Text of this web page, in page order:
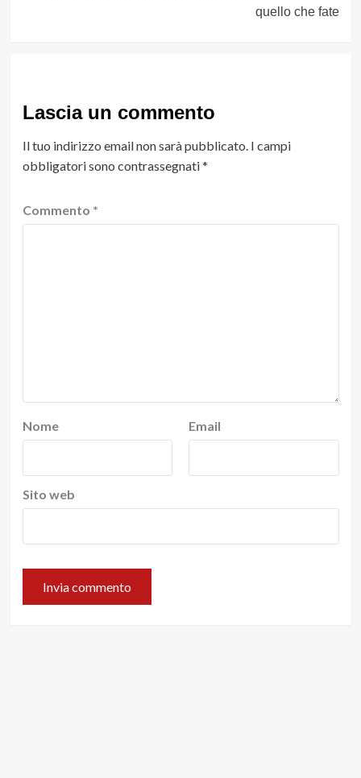
quello che fate
Lascia un commento
Il tuo indirizzo email non sarà pubblicato. I campi
obbligatori sono contrassegnati*
Commento *
Nome Email
Sito web